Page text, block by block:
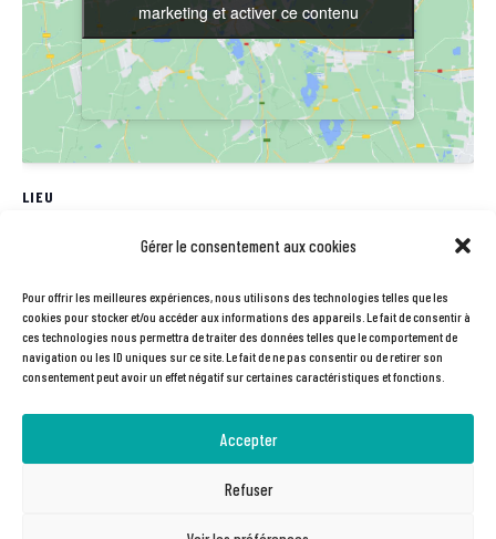
Gérer le consentement aux cookies
Pour offrir les meilleures expériences, nous utilisons des technologies telles que les
cookies pour stocker et/ou accéder aux informations des appareils. Le fait de consentir à
ces technologies nous permettra de traiter des données telles que le comportement de
navigation ou les ID uniques sur ce site. Le fait de ne pas consentir ou de retirer son
consentement peut avoir un effet négatif sur certaines caractéristiques et fonctions.
Accepter
Refuser
LIEU
Labège , 31670 France + Google Map
Téléphone
0561758080
marketing et activer ce contenu
marketing et activer ce contenu
Pause vélo jeudi 14 septembre | Atelier
vélo participatif